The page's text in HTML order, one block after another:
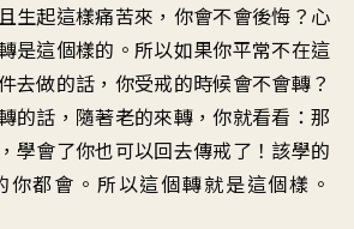
生起這樣痛苦來，你會不會後悔？心
是這個樣的。所以如果你平常不在這
去做的話，你受戒的時候會不會轉？
的話，隨著老的來轉，你就看看：那
學會了你也可以回去傳戒了！該學的
都會。所以這個轉就是這個樣。